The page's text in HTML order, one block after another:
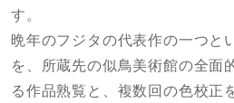
す。
晩年のフジタの代表作の一つと
を、所蔵先の似鳥美術館の全面
る作品熟覧と、複数回の色校正